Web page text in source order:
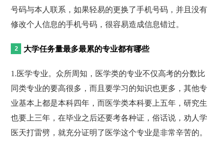
号码与本人联系，如果轻易的更换了手机号码，并且没有
修改个人信息的手机号码，很容易造成信息错过。
大学任务量最多最累的专业都有哪些
1.医学专业。众所周知，医学类的专业不仅高考的分数比
同类专业的要高很多，而且要学习的知识也更多，其他专
业基本上都是本科四年，而医学类本科要上五年，研究生
也要上三年，在毕业之后还要考各种证，俗话说，劝人学
医天打雷劈，就充分证明了医学这个专业是非常辛苦的。